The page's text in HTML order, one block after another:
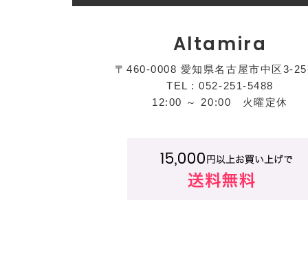
Altamira
〒460-0008 愛知県名古屋市中区3-
TEL : 052-251-5488
12:00 ～ 20:00 火曜定休